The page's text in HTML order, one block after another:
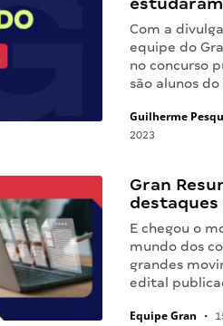
Com a
equipe do
no concurso
são alunos do
Guilherme
2023
Gran
destaques
E chegou o
mundo dos
grandes
edital
Equipe Gran •